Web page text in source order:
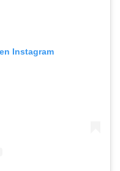
Instagram